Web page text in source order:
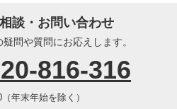
談・お問い合わせ
問や質問にお応えします。
816-316
年末年始を除く）